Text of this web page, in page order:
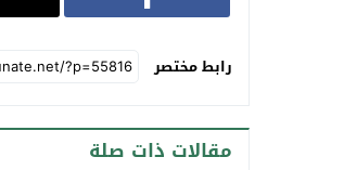
رابط مختصر
مقالات ذات صلة